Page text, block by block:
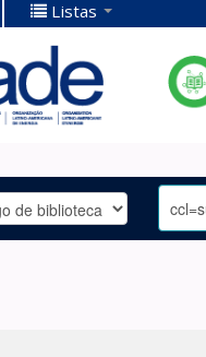
Listas